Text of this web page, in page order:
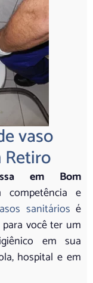
vaso
em Bom
competência e
sanitários é
você ter um
em sua
hospital e em